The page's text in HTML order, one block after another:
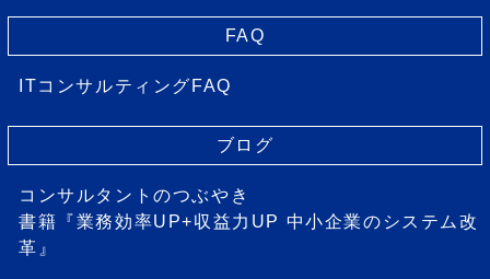
FAQ
ITコンサルティングFAQ
ブログ
コンサルタントのつぶやき
書籍『業務効率UP+収益力UP 中小企業のシステム改
革』